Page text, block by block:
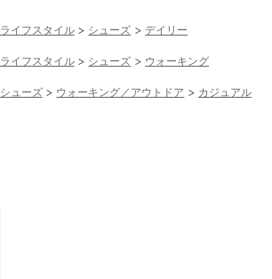
ライフスタイル シューズ デイリー
ライフスタイル シューズ ウォーキング
シューズ ウォーキング／アウトドア カジュアル